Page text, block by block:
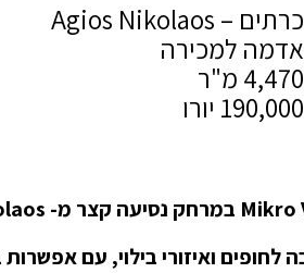
כרתים – Agios Nikolaos
אדמה למכירה